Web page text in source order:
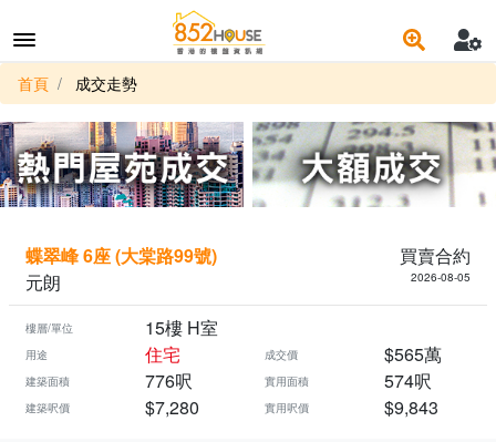
首頁 成交走勢
蝶翠峰 6座 (大棠路99號)
買賣合約
元朗
2026-08-05
樓層/單位 15樓 H室
用途 住宅 成交價 $565萬
建築面積 776呎 實用面積 574呎
建築呎價 $7,280 實用呎價 $9,843